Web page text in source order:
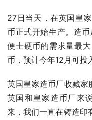
27日当天，在英国皇
币正式开始生产。造
便士硬币的需求量最
币，预计今年12月可投
英国皇家造币厂收藏家
英国和皇家造币厂来
来，我们一直在铸造印